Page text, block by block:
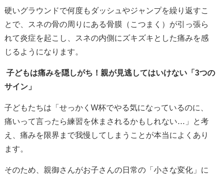
硬いグラウンドで何度もダッシュやジャンプを繰り返すこ
とで、スネの骨の周りにある骨膜（こつまく）が引っ張ら
れて炎症を起こし、スネの内側にズキズキとした痛みを感
じるようになります。
子どもは痛みを隠しがち！親が見逃してはいけない「3つの
サイン」
子どもたちは「せっかくW杯でやる気になっているのに、
痛いって言ったら練習を休まされるかもしれない…」と考
え、痛みを限界まで我慢してしまうことが本当によくあり
ます。
そのため、親御さんがお子さんの日常の「小さな変化」に